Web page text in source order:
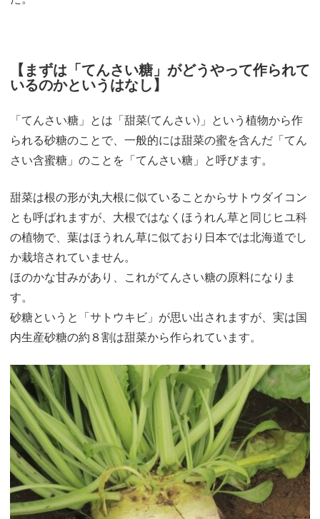
【 まずは「てんさい糖」がどうやって作られて
いるのかというはなし 】
「てんさい糖」とは「甜菜(てんさい)」という植物から作
られる砂糖のことで、一般的には甜菜の蜜を含んだ「てん
さい含蜜糖」のことを「てんさい糖」と呼びます。
甜菜は根の形が丸大根に似ていることからサトウダイコン
とも呼ばれますが、大根ではなくほうれん草と同じヒユ科
の植物で、葉はほうれん草に似ており日本では北海道でし
か栽培されていません。
ほのかな甘みがあり、これがてんさい糖の原料になりま
す。
砂糖というと「サトウキビ」が思い出されますが、実は国
内生産砂糖の約８割は甜菜から作られています。